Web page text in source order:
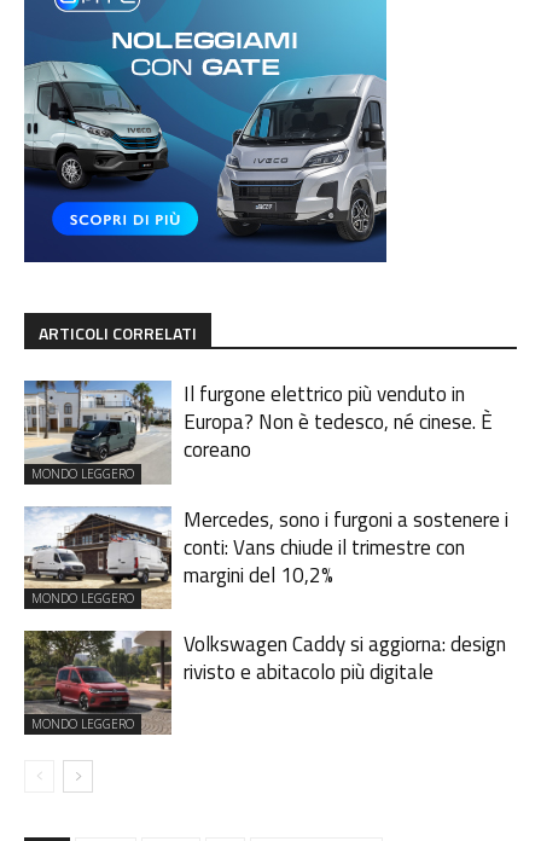
ARTICOLI CORRELATI
MONDO LEGGERO
Il furgone elettrico più venduto in
Europa? Non è tedesco, né cinese. È
coreano
MONDO LEGGERO
Mercedes, sono i furgoni a sostenere i
conti: Vans chiude il trimestre con
margini del 10,2%
MONDO LEGGERO
Volkswagen Caddy si aggiorna: design
rivisto e abitacolo più digitale